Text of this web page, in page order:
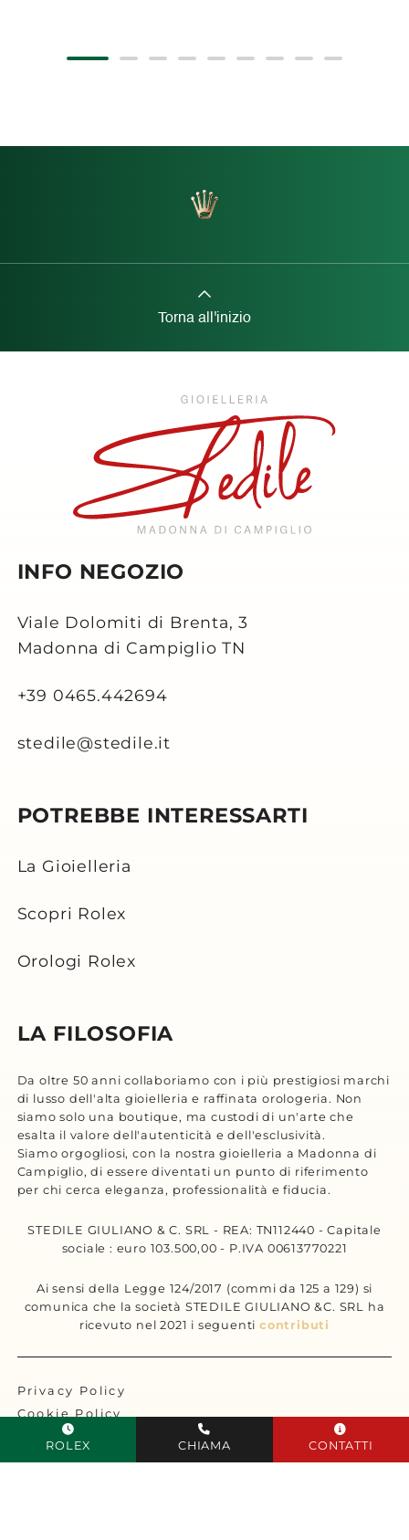
ROLEX CHIAMA CONTATTI
Torna all'inizio
INFO NEGOZIO
Viale Dolomiti di Brenta, 3
Madonna di Campiglio TN
+39 0465.442694
stedile@stedile.it
POTREBBE INTERESSARTI
La Gioielleria
Scopri Rolex
Orologi Rolex
LA FILOSOFIA
Da oltre 50 anni collaboriamo con i più prestigiosi marchi
di lusso dell'alta gioielleria e raffinata orologeria. Non
siamo solo una boutique, ma custodi di un'arte che
esalta il valore dell'autenticità e dell'esclusività.
Siamo orgogliosi, con la nostra gioielleria a Madonna di
Campiglio, di essere diventati un punto di riferimento
per chi cerca eleganza, professionalità e fiducia.
STEDILE GIULIANO & C. SRL - REA: TN112440 - Capitale
sociale : euro 103.500,00 - P.IVA 00613770221
Ai sensi della Legge 124/2017 (commi da 125 a 129) si
comunica che la società STEDILE GIULIANO &C. SRL ha
ricevuto nel 2021 i seguenticontributi
Privacy Policy
Cookie Policy
Sitemap
Designed by Tecnoprogress